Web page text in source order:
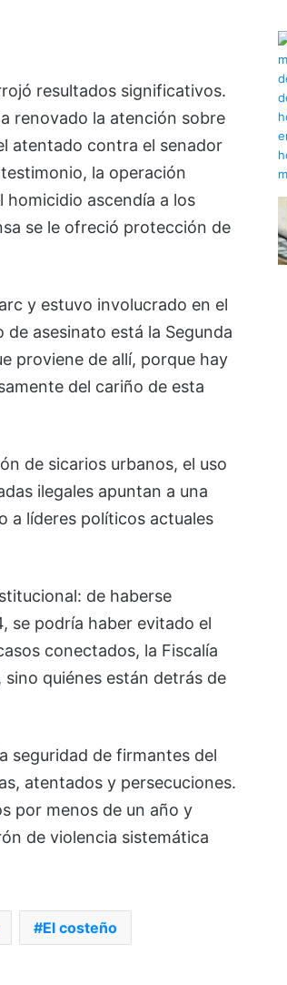
resultados significativos.
renovado la atención sobre
atentado contra el senador
la operación
ascendía a los
se le ofreció protección de
y estuvo involucrado en el
asesinato está la Segunda
proviene de allí, porque hay
del cariño de esta
de sicarios urbanos, el uso
ilegales apuntan a una
a líderes políticos actuales
de haberse
se podría haber evitado el
conectados, la Fiscalía
quiénes están detrás de
seguridad de firmantes del
atentados y persecuciones.
por menos de un año y
de violencia sistemática
El costeño